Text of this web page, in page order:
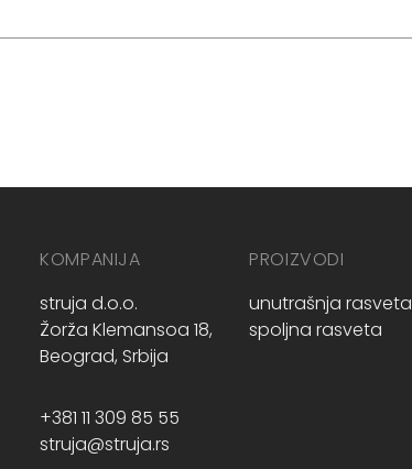
KOMPANIJA
struja d.o.o.
Žorža Klemansoa 18,
Beograd, Srbija
+381 11 309 85 55
struja@struja.rs
PROIZVODI
unutrašnja rasveta
spoljna rasveta